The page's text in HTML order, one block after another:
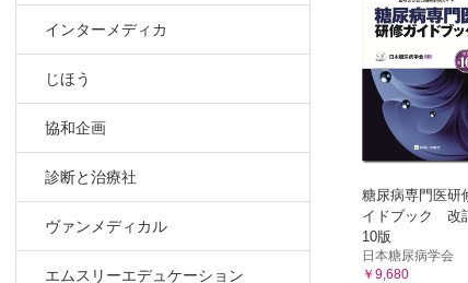
インターメディカ
じほう
協和企画
診断と治療社
ヴァンメディカル
エムスリーエデュケーション
糖尿病専門医研
イドブック 改
10版
日本糖尿病学会
￥9,680